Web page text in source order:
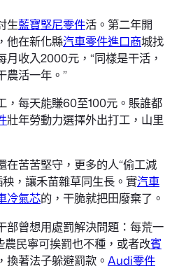
生藍寶堅尼零件活。第二年開
他在新化縣汽車零件進口商城找
月收入2000元，“同樣是干活，
農活一年。”
，每天能賺60至100元。賬誰都
壯年勞動力選擇外出打工，山里
在苦苦堅守，更多的人“偷工減
，讓禾苗雜草同生長。實汽車
冷氣芯的，干脆就把田廢棄了。
部曾想用處罰解決問題：每荒一
民寧可挨罰也不種，或者改賓
換著法子躲避罰款。 Audi零件